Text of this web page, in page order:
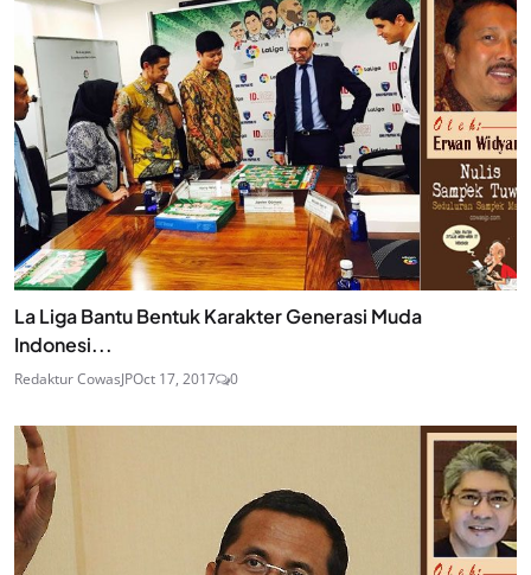
La Liga Bantu Bentuk Karakter Generasi Muda
Indonesi...
Redaktur CowasJPOct 17, 2017 0